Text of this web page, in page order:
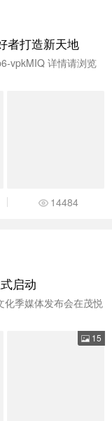
者打造新天地
vpkMIQ 详情请浏览
14484
启动
化季媒体发布会在茂悦
15